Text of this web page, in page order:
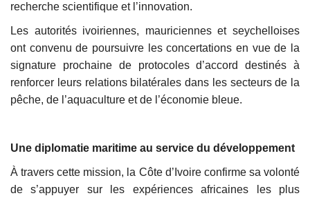
recherche scientifique et l’innovation.
Les autorités ivoiriennes, mauriciennes et seychelloises
ont convenu de poursuivre les concertations en vue de la
signature prochaine de protocoles d’accord destinés à
renforcer leurs relations bilatérales dans les secteurs de la
pêche, de l’aquaculture et de l’économie bleue.
Une diplomatie maritime au service du développement
À travers cette mission, la Côte d’Ivoire confirme sa volonté
de s’appuyer sur les expériences africaines les plus